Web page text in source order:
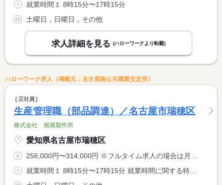
就業時間１ 8時15分〜17時15分
土曜日，日曜日，その他
求人詳細を見る (ハローワークより転載)
ハローワーク求人（掲載元：名古屋南公共職業安定所）
正社員
生産管理職（部品調達）／名古屋市瑞穂区
株式会社 畑屋製作所
愛知県名古屋市瑞穂区
256,000円〜314,000円 ※フルタイム求人の場合は月額（換算額）、パート求人の場合は時間額を表示しています。